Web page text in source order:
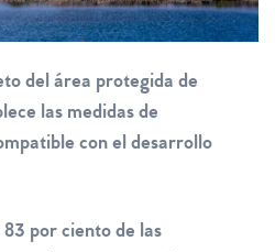
del área protegida de
las medidas de
con el desarrollo
por ciento de las